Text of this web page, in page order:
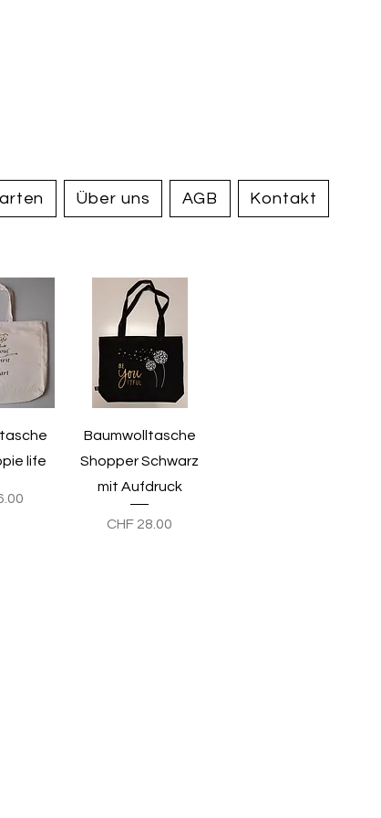
Über uns AGB Kontakt
life
Schnellansicht
Baumwolltasche
Shopper Schwarz
mit Aufdruck
Preis
CHF 28.00